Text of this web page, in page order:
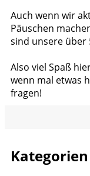
Auch wenn wir
Päuschen
sind unsere über
Also viel Spaß
wenn mal etwas
fragen!
Kategorien